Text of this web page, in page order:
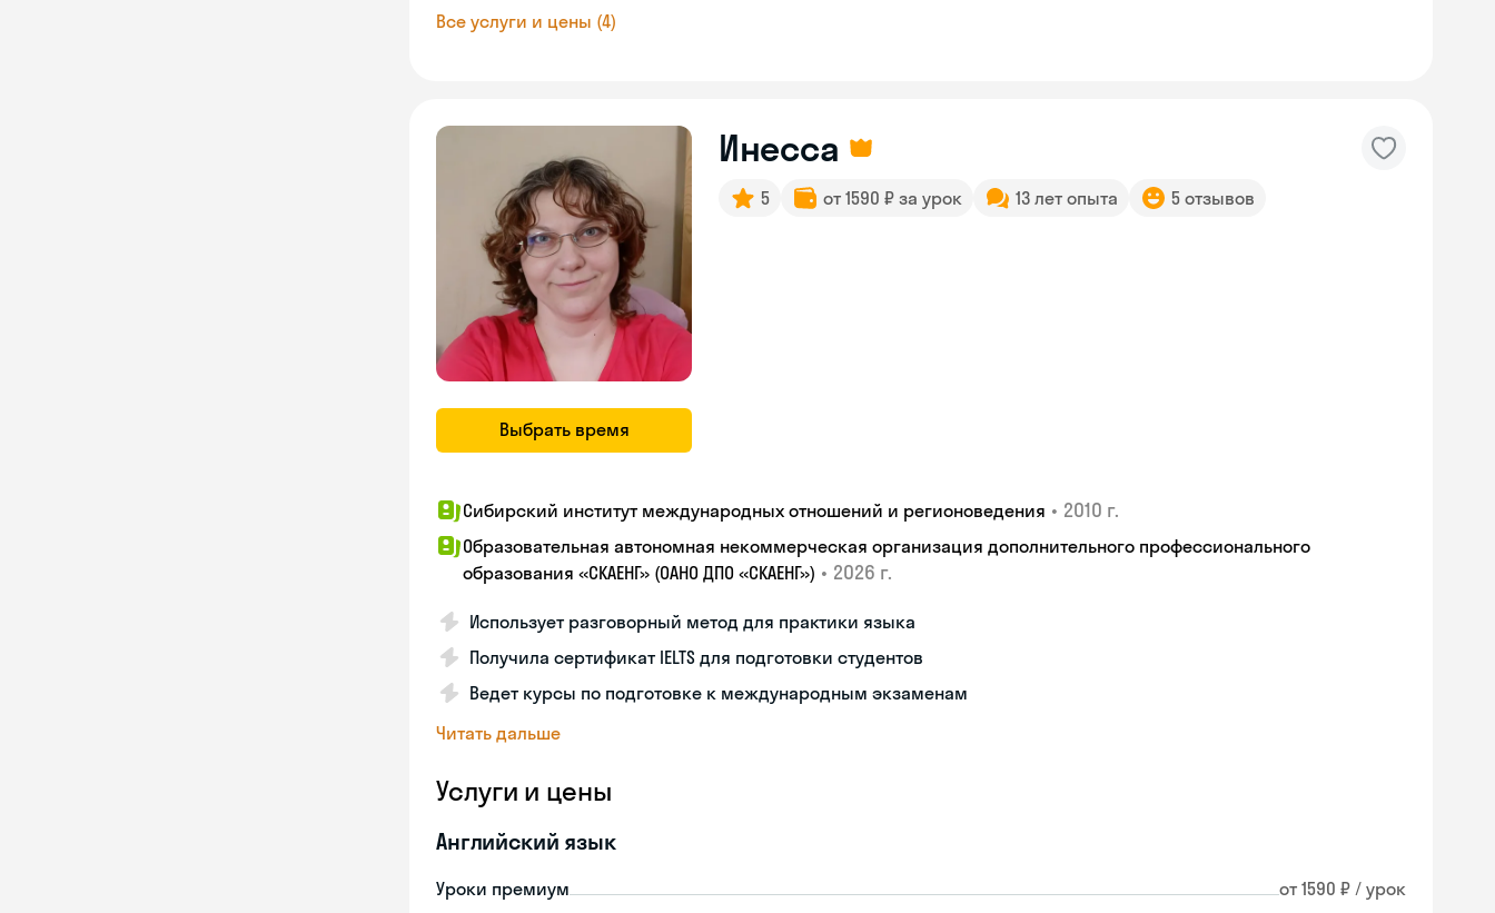
Все услуги и цены (4)
Выбрать время
Инесса
5 от 1590 ₽ за урок 13 лет опыта 5 отзывов
Сибирский институт международных отношений и регионоведения • 2010 г.
Образовательная автономная некоммерческая организация дополнительного профессионального
образования «СКАЕНГ» (ОАНО ДПО «СКАЕНГ») • 2026 г.
Использует разговорный метод для практики языка
Получила сертификат IELTS для подготовки студентов
Ведет курсы по подготовке к международным экзаменам
Читать дальше
Услуги и цены
Английский язык
Уроки премиум от 1590 ₽ / урок